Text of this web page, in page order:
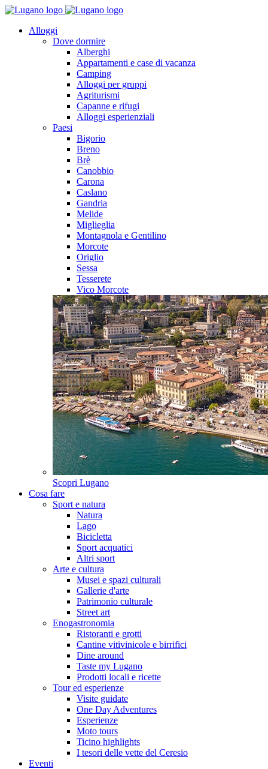
Alloggi
Dove dormire
Alberghi
Appartamenti e case di vacanza
Camping
Alloggi per gruppi
Agriturismi
Capanne e rifugi
Alloggi esperienziali
Paesi
Bigorio
Breno
Brè
Canobbio
Carona
Caslano
Gandria
Melide
Miglieglia
Montagnola e Gentilino
Morcote
Origlio
Sessa
Tesserete
Vico Morcote
Scopri Lugano
Cosa fare
Sport e natura
Natura
Lago
Bicicletta
Sport acquatici
Altri sport
Arte e cultura
Musei e spazi culturali
Gallerie d'arte
Patrimonio culturale
Street art
Enogastronomia
Ristoranti e grotti
Cantine vitivinicole e birrifici
Dine around
Taste my Lugano
Prodotti locali e ricette
Tour ed esperienze
Visite guidate
One Day Adventures
Esperienze
Moto tours
Ticino highlights
I tesori delle vette del Ceresio
Eventi